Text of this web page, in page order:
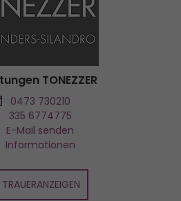
TONEZZER
0473 730210
335 6774775
E-Mail senden
Informationen
TRAUERANZEIGEN